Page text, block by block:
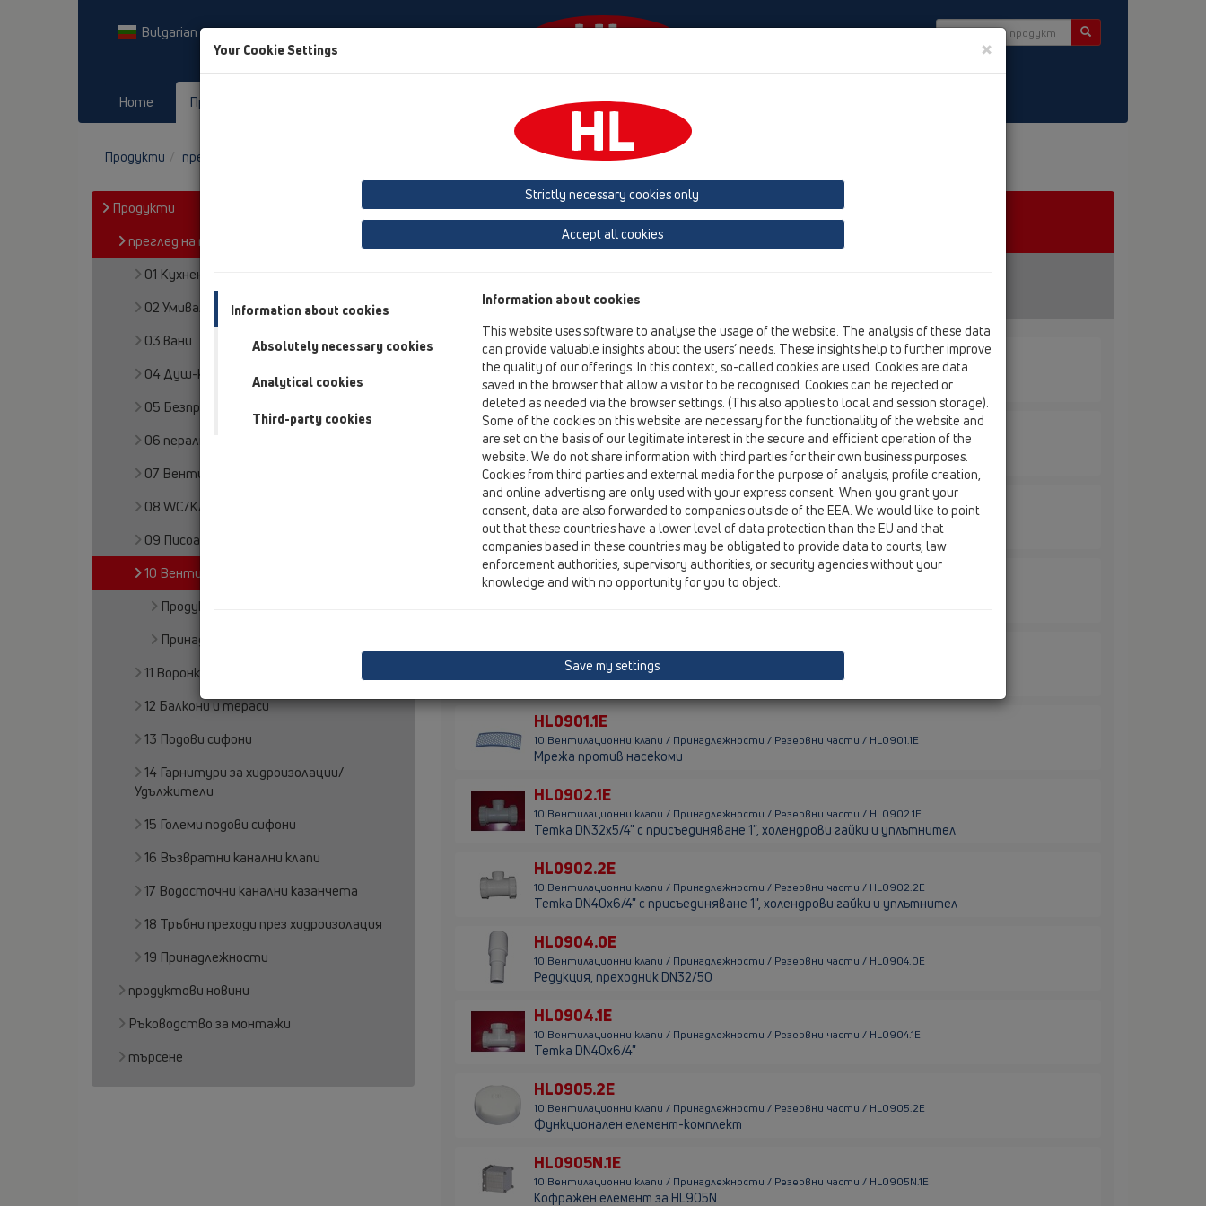
Bulgarian
Home Продукти Фирма HL-House
Продукти преглед на продукта
Продукти
преглед на продукта
01 Кухненски сифони
02 Умивалници в баня
03 вани
04 Душ-кабини
05 Безпрагови душ кабини
06 перални или съдомиячни машини
07 Вентилация и климатизация
08 WC/Клозети
09 Писоари
10 Вентилационни клапи
Продукти
Принадлежности
11 Воронки
12 Балкони и тераси
13 Подови сифони
14 Гарнитури за хидроизолации/
Удължители
15 Големи подови сифони
16 Възвратни канални клапи
17 Водосточни канални казанчета
18 Тръбни преходи през хидроизолация
19 Принадлежности
продуктови новини
Ръководство за монтажи
търсене
преглед на продукта
10 Вентилационни клапи
Принадлежности
HL01047D.G
10 Вентилационни клапи / Принадлежности / Резервни части / HL01047D.G
Холендрова гайка 6/4" сива
HL01101D
10 Вентилационни клапи / Принадлежности / Резервни части / HL01101D
Гумен уплътнител за HL901
HL01109D
10 Вентилационни клапи / Принадлежности / Резервни части / HL01109D
Уплътнителна мембрана
HL0900.1E
10 Вентилационни клапи / Принадлежности / Резервни части / HL0900.1E
HL0900.2E
10 Вентилационни клапи / Принадлежности / Резервни части / HL0900.2E
Решетка против насекоми
HL0901.1E
10 Вентилационни клапи / Принадлежности / Резервни части / HL0901.1E
Мрежа против насекоми
HL0902.1E
10 Вентилационни клапи / Принадлежности / Резервни части / HL0902.1E
Тетка DN32х5/4" с присъединяване 1", холендрови гайки и уплътнител
HL0902.2E
10 Вентилационни клапи / Принадлежности / Резервни части / HL0902.2E
Тетка DN40х6/4" с присъединяване 1", холендрови гайки и уплътнител
HL0904.0E
10 Вентилационни клапи / Принадлежности / Резервни части / HL0904.0E
Редукция, преходник DN32/50
HL0904.1E
10 Вентилационни клапи / Принадлежности / Резервни части / HL0904.1E
Тетка DN40х6/4"
HL0905.2E
10 Вентилационни клапи / Принадлежности / Резервни части / HL0905.2E
Функционален елемент-комплект
HL0905N.1E
10 Вентилационни клапи / Принадлежности / Резервни части / HL0905N.1E
Кофражен елемент за HL905N
Your Cookie Settings ×
Strictly necessary cookies only
Accept all cookies
Information about cookies
Absolutely necessary cookies
Analytical cookies
Third-party cookies
Information about cookies
This website uses software to analyse the usage of the website. The analysis of these data
can provide valuable insights about the users’ needs. These insights help to further improve
the quality of our offerings. In this context, so-called cookies are used. Cookies are data
saved in the browser that allow a visitor to be recognised. Cookies can be rejected or
deleted as needed via the browser settings. (This also applies to local and session storage).
Some of the cookies on this website are necessary for the functionality of the website and
are set on the basis of our legitimate interest in the secure and efficient operation of the
website. We do not share information with third parties for their own business purposes.
Cookies from third parties and external media for the purpose of analysis, profile creation,
and online advertising are only used with your express consent. When you grant your
consent, data are also forwarded to companies outside of the EEA. We would like to point
out that these countries have a lower level of data protection than the EU and that
companies based in these countries may be obligated to provide data to courts, law
enforcement authorities, supervisory authorities, or security agencies without your
knowledge and with no opportunity for you to object.
Save my settings